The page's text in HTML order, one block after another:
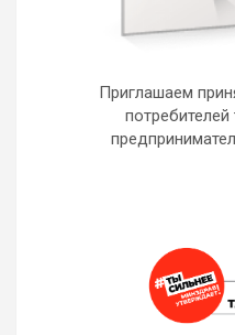
Приглашаем
потребителей